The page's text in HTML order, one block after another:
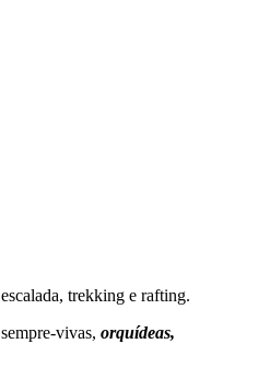
trekking e rafting.
vivas, orquídeas,